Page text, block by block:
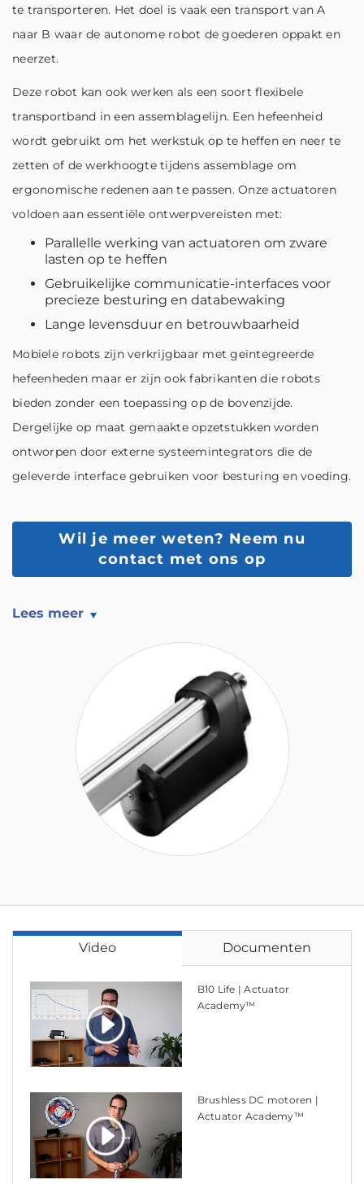
te transporteren. Het doel is vaak een transport van A
naar B waar de autonome robot de goederen oppakt en
neerzet.
Deze robot kan ook werken als een soort flexibele
transportband in een assemblagelijn. Een hefeenheid
wordt gebruikt om het werkstuk op te heffen en neer te
zetten of de werkhoogte tijdens assemblage om
ergonomische redenen aan te passen. Onze actuatoren
voldoen aan essentiële ontwerpvereisten met:
Parallelle werking van actuatoren om zware
lasten op te heffen
Gebruikelijke communicatie-interfaces voor
precieze besturing en databewaking
Lange levensduur en betrouwbaarheid
Mobiele robots zijn verkrijgbaar met geïntegreerde
hefeenheden maar er zijn ook fabrikanten die robots
bieden zonder een toepassing op de bovenzijde.
Dergelijke op maat gemaakte opzetstukken worden
ontworpen door externe systeemintegrators die de
geleverde interface gebruiken voor besturing en voeding.
Wil je meer weten? Neem nu
contact met ons op
Lees meer
Video Documenten
B10 Life | Actuator
Academy™
Brushless DC motoren |
Actuator Academy™